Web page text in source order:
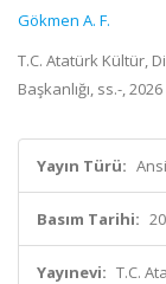
Gökmen A. F.
T.C. Atatürk Kültür,
Başkanlığı, ss.-, 2026
Yayın Türü:
Basım Tarihi:
Yayınevi: T.C.